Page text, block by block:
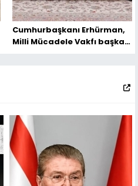
Cumhurbaşkanı Erhürman,
Milli Mücadele Vakfı başkanı